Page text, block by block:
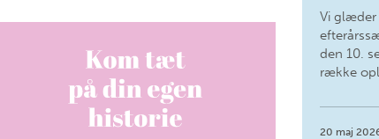
Vi glæder
den 10.
række
20 maj